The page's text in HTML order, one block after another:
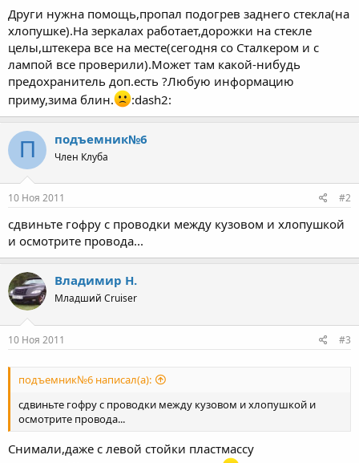
а
Други нужна помощь,пропал подогрев заднего стекла(на
хлопушке).На зеркалах работает,дорожки на стекле
целы,штекера все на месте(сегодня со Сталкером и с
лампой все проверили).Может там какой-нибудь
предохранитель доп.есть ?Любую информацию
приму,зима блин.
:dash2:
П подъемник№6
Член Клуба
10 Ноя 2011 #2
сдвиньте гофру с проводки между кузовом и хлопушкой
и осмотрите провода...
Владимир Н.
Младший Cruiser
10 Ноя 2011 #3
подъемник№6 написал(а):
сдвиньте гофру с проводки между кузовом и хлопушкой и
осмотрите провода...
Снимали,даже с левой стойки пластмассу